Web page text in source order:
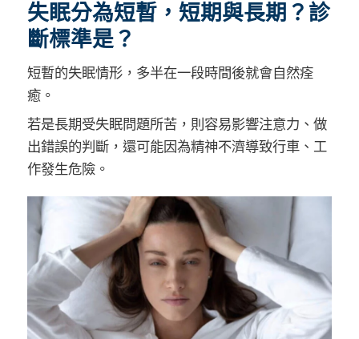
失眠分為短暫，短期與長期？診
斷標準是？
短暫的失眠情形，多半在一段時間後就會自然痊
癒。
若是長期受失眠問題所苦，則容易影響注意力、做
出錯誤的判斷，還可能因為精神不濟導致行車、工
作發生危險。